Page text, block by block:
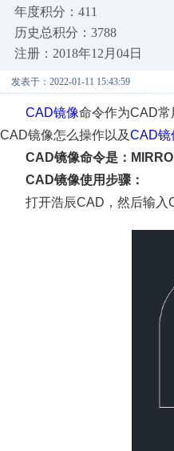
年度积分：411
历史总积分：3788
注册：2018年12月04日
发表于：2022-01-11 15:43:59
CAD镜像命令作为CAD
CAD镜像怎么操作以及CAD镜
CAD镜像命令是：
CAD镜像使用步骤：
打开浩辰CAD，然后输入